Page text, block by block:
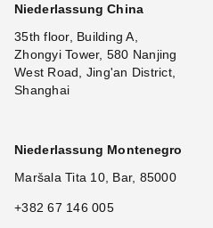
Niederlassung China
35th floor, Building A,
Zhongyi Tower, 580 Nanjing
West Road, Jing'an District,
Shanghai
Niederlassung Montenegro
Maršala Tita 10, Bar, 85000
+382 67 146 005